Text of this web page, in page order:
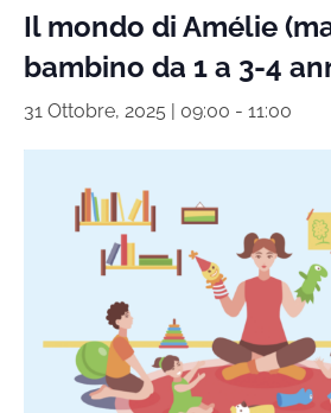
Il mondo di Amélie
bambino da 1 a 3-4
31 Ottobre, 2025 | 09:00 - 11:00